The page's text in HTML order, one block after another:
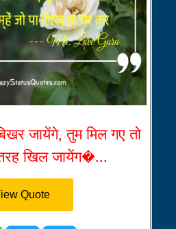
जायेंगे, तुम मिल गए तो
खिल जायेंग�...
Quote